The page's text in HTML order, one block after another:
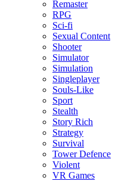
Remaster
RPG
Sci-fi
Sexual Content
Shooter
Simulator
Simulation
Singleplayer
Souls-Like
Sport
Stealth
Story Rich
Strategy
Survival
Tower Defence
Violent
VR Games